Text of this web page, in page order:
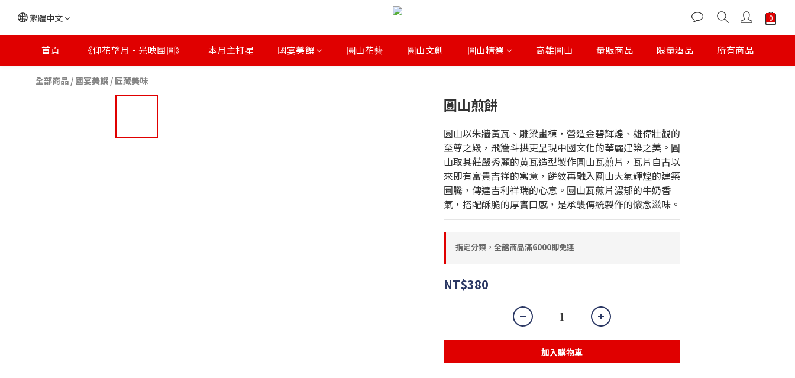
繁體中文
首頁 《仰花望月・光映團圓》 本月主打星 國宴美饌 圓山花藝 圓山文創 圓山精選 高雄圓山 量販商品 限量酒品 所有商品
全部商品 / 國宴美饌 / 匠藏美味
圓山煎餅
圓山以朱牆黃瓦、雕梁畫棟，營造金碧輝煌、雄偉壯觀的
至尊之殿，飛簷斗拱更呈現中國文化的華麗建築之美。圓
山取其莊嚴秀麗的黃瓦造型製作圓山瓦煎片，瓦片自古以
來即有富貴吉祥的寓意，餅紋再融入圓山大氣輝煌的建築
圖騰，傳達吉利祥瑞的心意。圓山瓦煎片濃郁的牛奶香
氣，搭配酥脆的厚實口感，是承襲傳統製作的懷念滋味。
指定分類，全館商品滿6000即免運
NT$380
加入購物車